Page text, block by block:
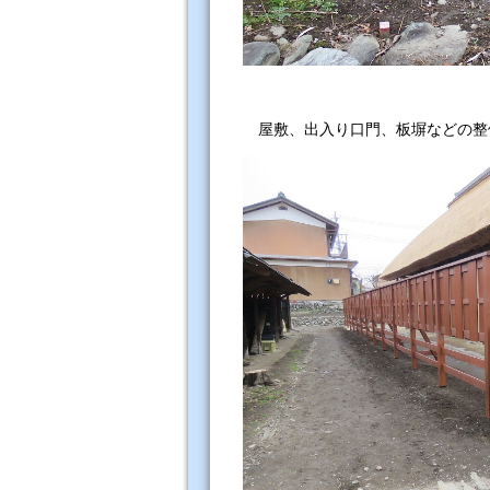
屋敷、出入り口門、板塀などの